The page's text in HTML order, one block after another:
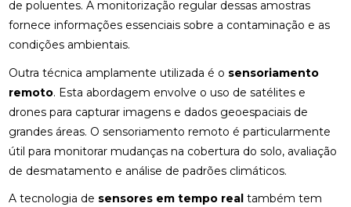
de poluentes. A monitorização regular dessas amostras
fornece informações essenciais sobre a contaminação e as
condições ambientais.
Outra técnica amplamente utilizada é o sensoriamento
remoto. Esta abordagem envolve o uso de satélites e
drones para capturar imagens e dados geoespaciais de
grandes áreas. O sensoriamento remoto é particularmente
útil para monitorar mudanças na cobertura do solo, avaliação
de desmatamento e análise de padrões climáticos.
A tecnologia de sensores em tempo realtambém tem